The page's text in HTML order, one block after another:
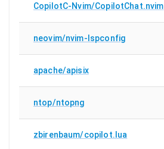
CopilotC-Nvim/CopilotChat.nvim
neovim/nvim-lspconfig
apache/apisix
ntop/ntopng
zbirenbaum/copilot.lua